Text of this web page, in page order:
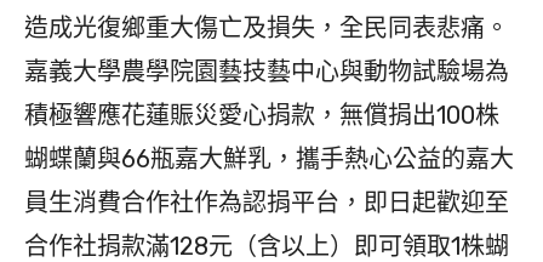
造成光復鄉重大傷亡及損失，全民同表悲痛。
嘉義大學農學院園藝技藝中心與動物試驗場為
積極響應花蓮賑災愛心捐款，無償捐出100株
蝴蝶蘭與66瓶嘉大鮮乳，攜手熱心公益的嘉大
員生消費合作社作為認捐平台，即日起歡迎至
合作社捐款滿128元（含以上）即可領取1株蝴